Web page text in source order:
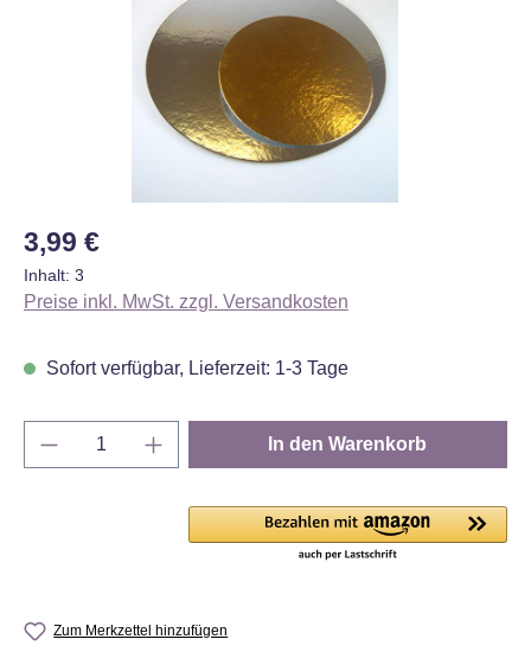
Regulärer Preis:
3,99 €
Inhalt: 3
Preise inkl. MwSt. zzgl. Versandkosten
Sofort verfügbar, Lieferzeit: 1-3 Tage
Produkt Anzahl: Gib den gewünschten
In den Warenkorb
Zum Merkzettel hinzufügen